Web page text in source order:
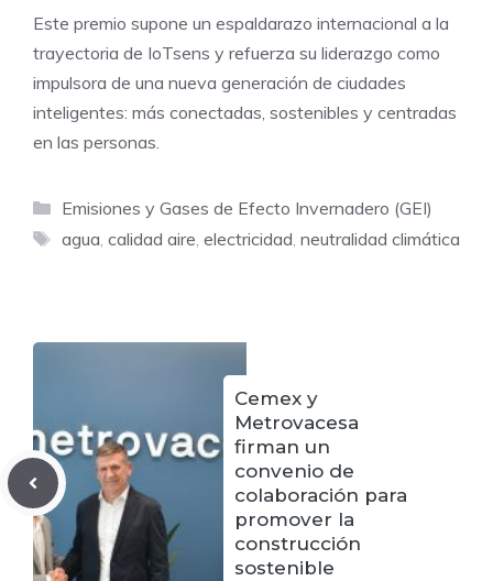
Este premio supone un espaldarazo internacional a la
trayectoria de IoTsens y refuerza su liderazgo como
impulsora de una nueva generación de ciudades
inteligentes: más conectadas, sostenibles y centradas
en las personas.
Categorías
Emisiones y Gases de Efecto Invernadero (GEI)
Etiquetas
agua, calidad aire, electricidad, neutralidad climática
Cemex y
Metrovacesa
firman un
convenio de
colaboración para
promover la
construcción
sostenible